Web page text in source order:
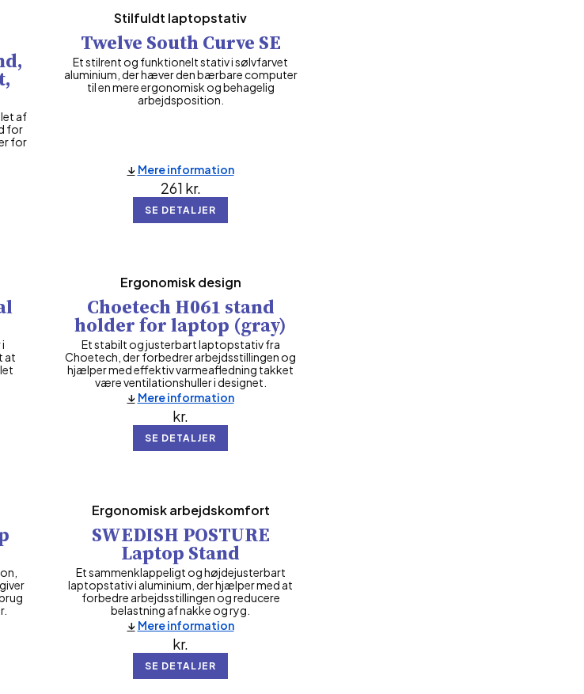
af
for
for
Stilfuldt laptopstativ
Twelve South Curve SE
Et stilrent og funktionelt stativ i sølvfarvet
aluminium, der hæver den bærbare computer
til en mere ergonomisk og behagelig
arbejdsposition.
261 kr.
SE DETALJER
Mere information
at
Ergonomisk design
Choetech H061 stand
holder for laptop (gray)
Et stabilt og justerbart laptopstativ fra
Choetech, der forbedrer arbejdsstillingen og
hjælper med effektiv varmeafledning takket
være ventilationshuller i designet.
kr.
SE DETALJER
Mere information
Ergonomisk arbejdskomfort
SWEDISH POSTURE
Laptop Stand
Et sammenklappeligt og højdejusterbart
laptopstativ i aluminium, der hjælper med at
forbedre arbejdsstillingen og reducere
belastning af nakke og ryg.
kr.
SE DETALJER
Mere information